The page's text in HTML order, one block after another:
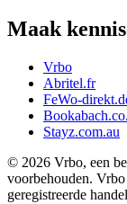
Maak
Vrbo
Abritel.fr
FeWo-
Stayz.com.au
© 2026 Vrbo, een
voorbehouden.
geregistreerde